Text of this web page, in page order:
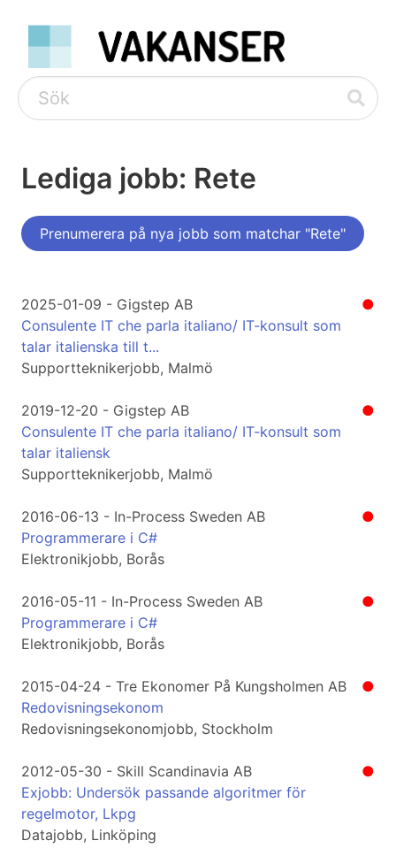
Lediga jobb: Rete
Prenumerera på nya jobb som matchar "Rete"
●
2025-01-09 - Gigstep AB
Consulente IT che parla italiano/ IT-konsult som
talar italienska till t...
Supportteknikerjobb, Malmö
●
2019-12-20 - Gigstep AB
Consulente IT che parla italiano/ IT-konsult som
talar italiensk
Supportteknikerjobb, Malmö
●
2016-06-13 - In-Process Sweden AB
Programmerare i C#
Elektronikjobb, Borås
●
2016-05-11 - In-Process Sweden AB
Programmerare i C#
Elektronikjobb, Borås
●
2015-04-24 - Tre Ekonomer På Kungsholmen AB
Redovisningsekonom
Redovisningsekonomjobb, Stockholm
●
2012-05-30 - Skill Scandinavia AB
Exjobb: Undersök passande algoritmer för
regelmotor, Lkpg
Datajobb, Linköping